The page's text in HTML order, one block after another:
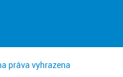
práva vyhrazena